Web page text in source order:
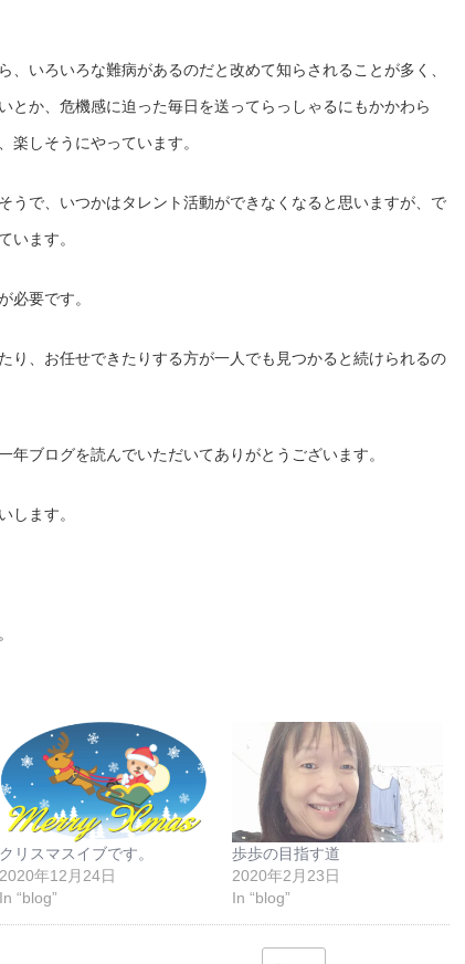
、いろいろな難病があるのだと改めて知らされることが多く、
とか、危機感に迫った毎日を送ってらっしゃるにもかかわら
楽しそうにやっています。
うで、いつかはタレント活動ができなくなると思いますが、で
います。
必要です。
り、お任せできたりする方が一人でも見つかると続けられるの
年ブログを読んでいただいてありがとうございます。
します。
クリスマスイブです。
2020年12月24日
In “blog”
歩歩の目指す道
2020年2月23日
In “blog”